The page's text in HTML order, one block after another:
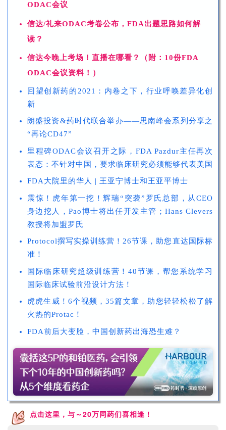
ODAC会议
信达/礼来ODAC考卷公布，FDA出题思路如何解
读？
信达今晚上考场！直播在哪看？（附：10份FDA
ODAC会议资料！）
回望创新药的2021：内卷之下，行业呼唤差异化创
新
朗盛投资&药时代联合举办——思南峰会系列分享之
“再论CD47”
里程碑ODAC会议召开之际，FDA Pazdur主任再次
表态：不针对中国，要求临床研究必须能够代表美国
FDA大院里的华人 | 王亚宁博士和王亚平博士
震惊！虎年第一挖！辉瑞“突袭”罗氏总部，从CEO
身边挖人，Pao博士将出任开发主管；Hans Clevers
教授将加盟罗氏
Protocol撰写实操训练营！26节课，助您直达国际标
准！
国际临床研究超级训练营！40节课，帮您系统学习
国际临床试验前沿设计方法！
虎虎生威！6个视频，35篇文章，助您轻轻松松了解
火热的Protac！
FDA前后大变脸，中国创新药出海恐生难？
点击这里，与～20万同药们喜相逢！